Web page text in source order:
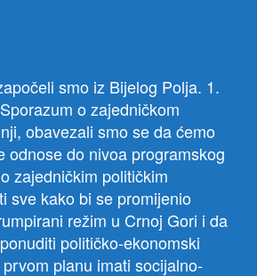
smo iz Bijelog Polja. 1.
o zajedničkom
obavezali smo se da ćemo
odnose do nivoa programskog
zajedničkim političkim
sve kako bi se promijenio
režim u Crnoj Gori i da
političko-ekonomski
planu imati socijalno-